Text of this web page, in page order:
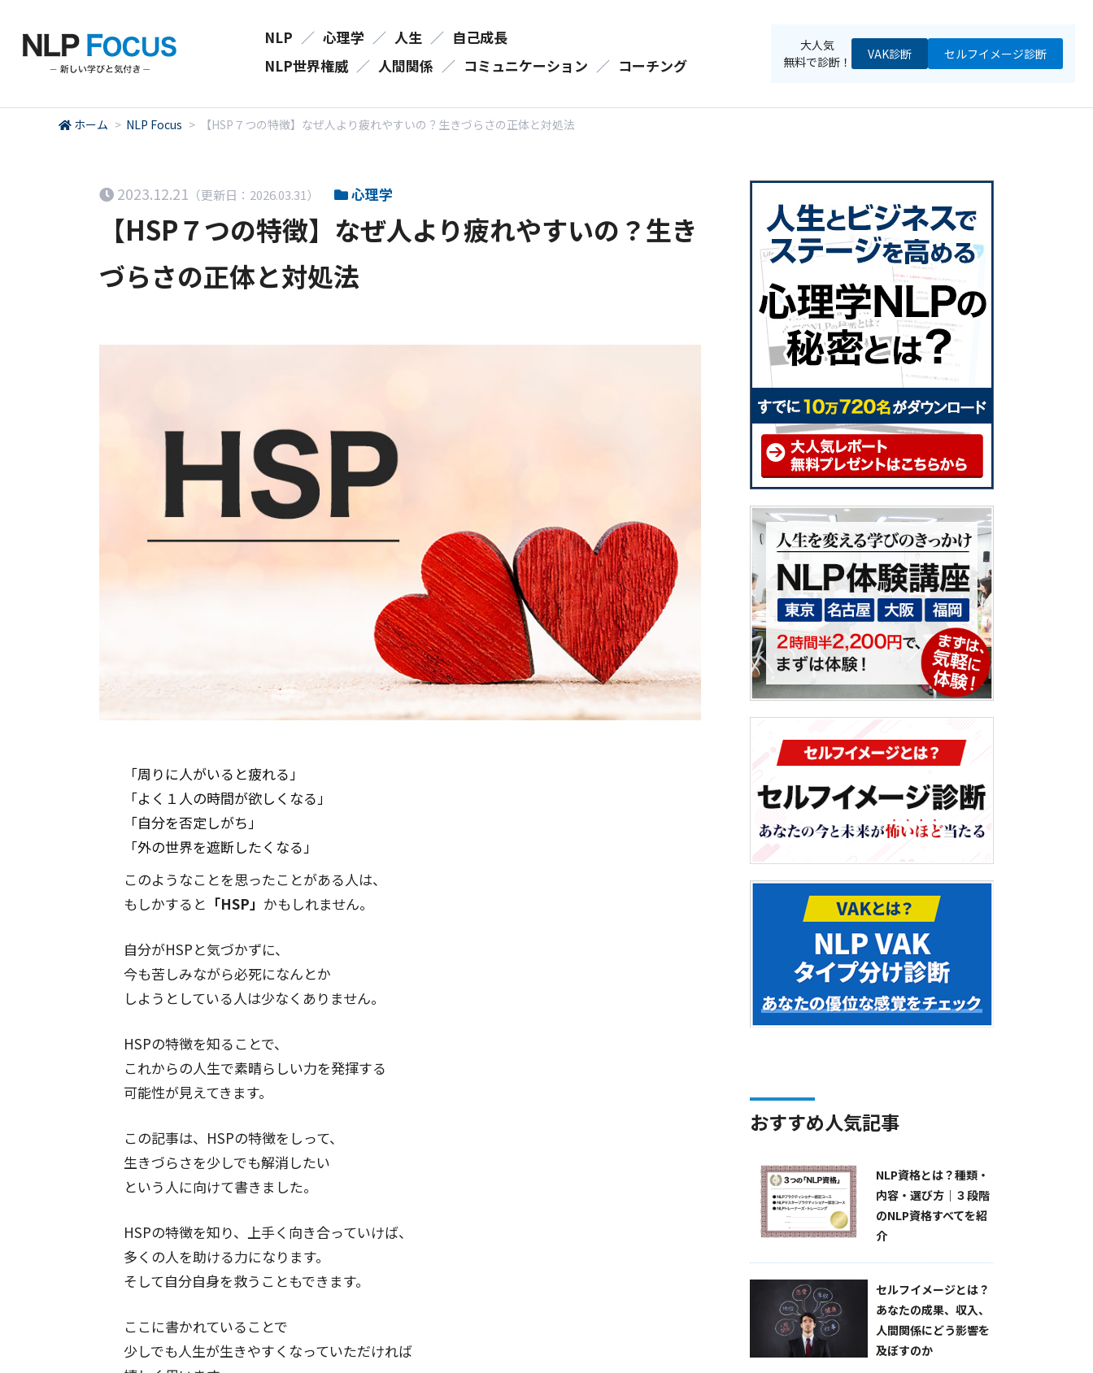
NLP ／ 心理学 ／ 人生 ／ 自己成長
NLP世界権威 ／ 人間関係 ／ コミュニケーション ／ コーチング
大人気
無料で診断！
VAK診断 セルフイメージ診断
ホーム > NLP Focus > 【HSP７つの特徴】なぜ人より疲れやすいの？生きづらさの正体と対処法
2023.12.21 （更新日：2026.03.31） 心理学
【HSP７つの特徴】なぜ人より疲れやすいの？生き
づらさの正体と対処法
「周りに人がいると疲れる」
「よく１人の時間が欲しくなる」
「自分を否定しがち」
「外の世界を遮断したくなる」
このようなことを思ったことがある人は、
もしかすると 「HSP」 かもしれません。
自分がHSPと気づかずに、
今も苦しみながら必死になんとか
しようとしている人は少なくありません。
HSPの特徴を知ることで、
これからの人生で素晴らしい力を発揮する
可能性が見えてきます。
この記事は、HSPの特徴をしって、
生きづらさを少しでも解消したい
という人に向けて書きました。
HSPの特徴を知り、上手く向き合っていけば、
多くの人を助ける力になります。
そして自分自身を救うこともできます。
ここに書かれていることで
少しでも人生が生きやすくなっていただければ
おすすめ人気記事
NLP資格とは？種類・
内容・選び方｜３段階
のNLP資格すべてを紹
介
セルフイメージとは？
あなたの成果、収入、
人間関係にどう影響を
及ぼすのか